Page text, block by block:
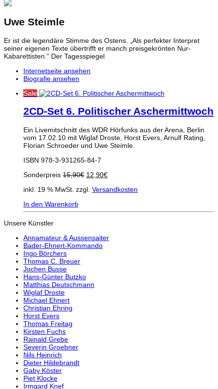
Uwe Steimle
Er ist die legendäre Stimme des Ostens. „Als perfekter Interpret
seiner eigenen Texte übertrifft er manch preisgekrönten Nur-
Kabarettisten.“ Der Tagesspiegel
Internetseite ansehen
Biografie ansehen
Sale
2CD-Set 6. Politischer Aschermittwoch
Ein Livemitschnitt des WDR Hörfunks aus der Arena, Berlin
vom 17.02.10 mit Wiglaf Droste, Horst Evers, Arnulf Rating,
Florian Schroeder und Uwe Steimle.
ISBN 978-3-931265-84-7
Sonderpreis 15,90€ Ursprünglicher
war:
12,90€Aktueller
ist:
inkl. 19 % MwSt. zzgl. Versandkosten
In den Warenkorb
Unsere Künstler
Annamateur & Aussensaiter
Bader-Ehnert-Kommando
Ingo Börchers
Thomas C. Breuer
Jochen Busse
Hans-Günter Butzko
Matthias Deutschmann
Wiglaf Droste
Michael Ehnert
Christian Ehring
Horst Evers
Thomas Freitag
Kirsten Fuchs
Rainald Grebe
Severin Groebner
Nils Heinrich
Dieter Hildebrandt
Gaby Köster
Piet Klocke
Irmgard Knef